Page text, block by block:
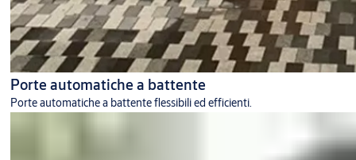
Porte automatiche a battente
Porte automatiche a battente flessibili ed efficienti.